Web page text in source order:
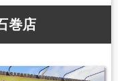
巻店